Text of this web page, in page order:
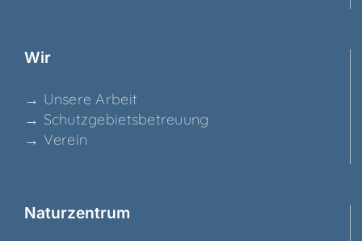
Wir
→ Unse­re Arbeit
→ Schutz­ge­biets­be­treu­ung
→ Ver­ein
Natur­zen­trum